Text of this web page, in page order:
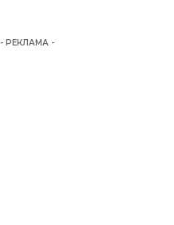
- РЕКЛАМА -